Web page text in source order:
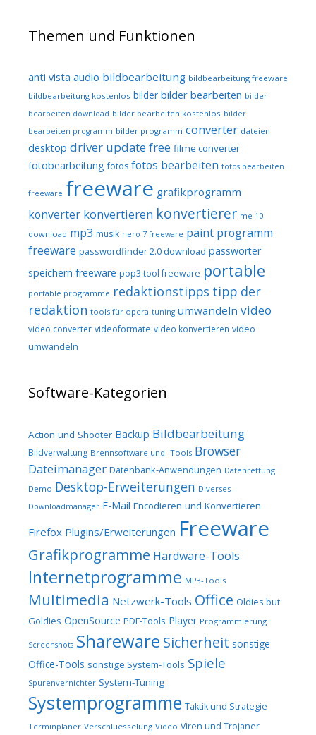
Themen und Funktionen
anti vista audio bildbearbeitung bildbearbeitung freeware
bildbearbeitung kostenlos bilder bilder bearbeiten bilder
bearbeiten download bilder bearbeiten kostenlos bilder
bearbeiten programm bilder programm converter dateien
desktop driver update free filme converter
fotobearbeitung fotos fotos bearbeiten fotos bearbeiten
freeware freeware grafikprogramm
konverter konvertieren konvertierer me 10
download mp3 musik nero 7 freeware paint programm
freeware passwordfinder 2.0 download passwörter
speichern freeware pop3 tool freeware portable
portable programme redaktionstipps tipp der
redaktion tools für opera tuning umwandeln video
video converter videoformate video konvertieren video
umwandeln
Software-Kategorien
Action und Shooter Backup Bildbearbeitung
Bildverwaltung Brennsoftware und -Tools Browser
Dateimanager Datenbank-Anwendungen Datenrettung
Demo Desktop-Erweiterungen Diverses
Downloadmanager E-Mail Encodieren und Konvertieren
Firefox Plugins/Erweiterungen Freeware
Grafikprogramme Hardware-Tools
Internetprogramme MP3-Tools
Multimedia Netzwerk-Tools Office Oldies but
Goldies OpenSource PDF-Tools Player Programmierung
Screenshots Shareware Sicherheit sonstige
Office-Tools sonstige System-Tools Spiele
Spurenvernichter System-Tuning
Systemprogramme Taktik und Strategie
Terminplaner Verschluesselung Video Viren und Trojaner